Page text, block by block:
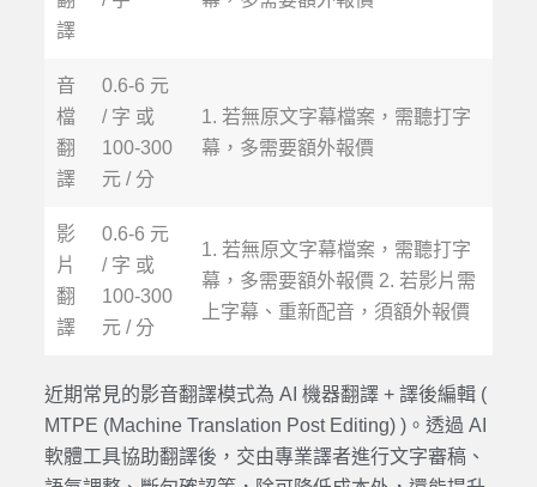
譯
音
檔
翻
譯
0.6-6 元
/ 字 或
100-300
元 / 分
1. 若無原文字幕檔案，需聽打字
幕，多需要額外報價
影
片
翻
譯
0.6-6 元
/ 字 或
100-300
元 / 分
1. 若無原文字幕檔案，需聽打字
幕，多需要額外報價 2. 若影片需
上字幕、重新配音，須額外報價
近期常見的影音翻譯模式為 AI 機器翻譯 + 譯後編輯 (
MTPE (Machine Translation Post Editing) )。透過 AI
軟體工具協助翻譯後，交由專業譯者進行文字審稿、